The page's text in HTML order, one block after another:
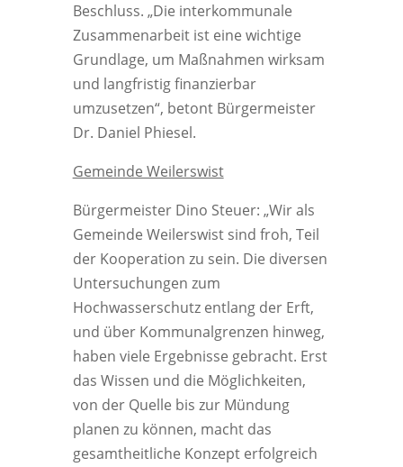
Beschluss. „Die interkommunale
Zusammenarbeit ist eine wichtige
Grundlage, um Maßnahmen wirksam
und langfristig finanzierbar
umzusetzen“, betont Bürgermeister
Dr. Daniel Phiesel.
Gemeinde Weilerswist
Bürgermeister Dino Steuer: „Wir als
Gemeinde Weilerswist sind froh, Teil
der Kooperation zu sein. Die diversen
Untersuchungen zum
Hochwasserschutz entlang der Erft,
und über Kommunalgrenzen hinweg,
haben viele Ergebnisse gebracht. Erst
das Wissen und die Möglichkeiten,
von der Quelle bis zur Mündung
planen zu können, macht das
gesamtheitliche Konzept erfolgreich